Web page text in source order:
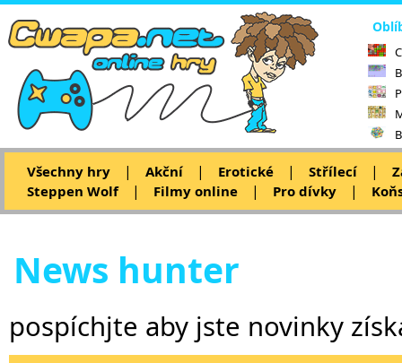
Všechny hry | Akční | Erotické | Střílecí |
Steppen Wolf
| Filmy online | Pro dívky |
News hunter
pospíchjte aby jste novinky